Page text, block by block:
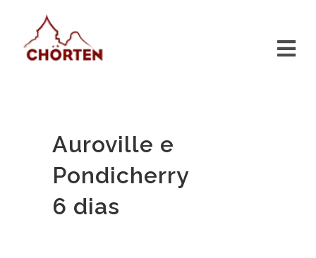
Auroville e
Pondicherry
6 dias